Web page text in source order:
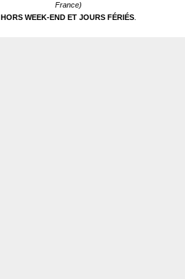
France)
HORS WEEK-END ET JOURS FÉRIÉS.